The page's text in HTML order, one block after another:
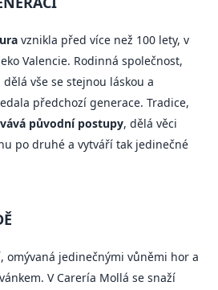
vznikla před více než 100 lety, v
Valencie. Rodinná společnost,
vše se stejnou láskou a
předchozí generace. Tradice,
původní postupy, dělá věci
po druhé a vytváří tak jedinečné
omývaná jedinečnými vůněmi hor a
V Carería Mollá se snaží